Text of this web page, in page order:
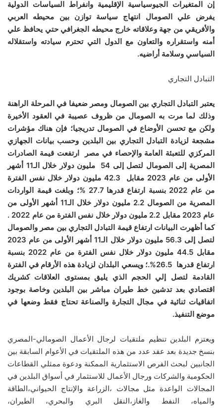
إن المتغيرات الجيوسياسية الإقليمية وانفراط السياسات الدولية
يفرض علي الصومال انتهاج سياسة توازن بين محيطه العربي
والأفريقي من جهة وعلاقاته خارج محيطه الجغرافي حتي يحافظ علي
أمنه واستقراره والتعاون مع الدول التي تحترم سيادته واستقلاله
السياسي وسلامة أراضيه.
التبادل التجاري
يعتبر التبادل التجاري بين الصومال ومصر ضعيفا في المرحلة الراهنة
وذلك لما مرت به الصومال من ظروف عصيبة في العقود الأخيرة
ولكن مع تحسن الأوضاع في الصومال تدريجيا؛ فإن هناك مؤشرات
مشجعة لزيادة التبادل التجاري بين البلدين وحسب بيانات الجهازي
المركزي للتعبئة العامة والإحصاء في مصر
ارتفعت قيمة الصادرات
المصرية إلى الصومال لتصل إلى 54 مليون دولار خلال الـ11 أشهر
الأولى من عام 2023 مقابل 42.3 مليون دولار خلال نفس الفترة
من عام 2022 بنسبة ارتفاع قدرها 27.7 %؛ وبلغت قيمة الواردات
المصرية من الصومال 2.2 مليون دولار خلال الـ11 أشهر الأولى من
عام 2023 مقابل 2.2 مليون دولار خلال نفس الفترة من عام 2022
.
كما أظهرت البيانات ارتفاع قيمة التبادل التجاري بين مصر والصومال
لتصل إلى 56.3 مليون دولار خلال الـ11 أشهر الأولى من عام 2023
مقابل 44.5 مليون دولار خلال نفس الفترة من عام 2022 بنسبة
ارتفاع قدرها 26.5
%.؛ ويسعي البلدان لزيادة هذه الأرقام في الفترة
القادمة لتصل إلي الحجم الذي يليق بمستوى العلاقات كشريك
اقتصادي بعد تدشين خط طيران مباشر بين البلدين وخاصة بوجود
اتفاقيات ثنائية في مجال التجارة والصناعة تحتاج فقط وضعها في
موضع التنفيذ.
ويعتزم البلدين تنظيم ملتقيات لرجال الأعمال الصومالي-المصري
بنسخ جديدة بعد عقد عدد من هذه الملتقيات في الأعوام السابقة بين
الجانبين لبحث الفرص الاستثمارية الممكنة ودعوة ممثلي القطاعات
الحكومية والشركات ورجال الأعمال للاستثمار في أسواق البلدين في
المجالات الواعدة مثل مجالات ،الزراعة والإنتاج الحيواني،الطاقة
والمياه، النفط والغاز،النقل البري والبحري، الطيران،